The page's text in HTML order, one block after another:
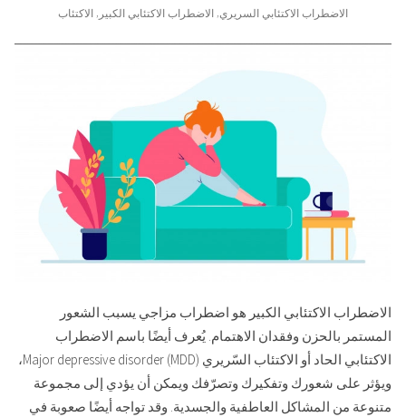
الاضطراب الاكتئابي السريري, الاضطراب الاكتئابي الكبير , الاكتئاب
الاضطراب الاكتئابي الكبير هو اضطراب مزاجي يسبب الشعور
المستمر بالحزن وفقدان الاهتمام. يُعرف أيضًا باسم الاضطراب
الاكتئابي الحاد أو الاكتئاب السّريري Major depressive disorder (MDD)،
ويؤثر على شعورك وتفكيرك وتصرّفك ويمكن أن يؤدي إلى مجموعة
متنوعة من المشاكل العاطفية والجسدية. وقد تواجه أيضًا صعوبة في